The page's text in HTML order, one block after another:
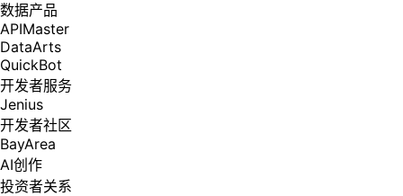
数据产品
APIMaster
DataArts
QuickBot
开发者服务
Jenius
开发者社区
BayArea
AI创作
投资者关系